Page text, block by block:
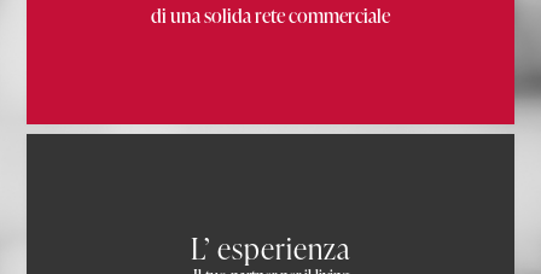
di una solida rete commerciale
L’ esperienza